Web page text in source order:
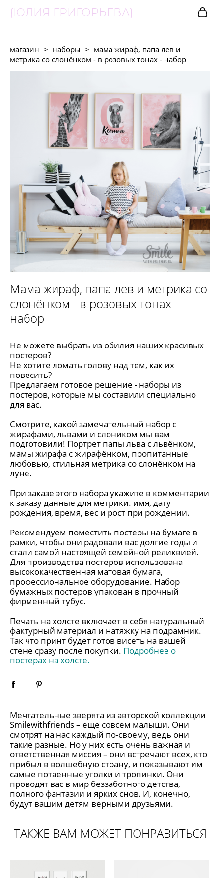
{ЮЛИЯ ГРИГОРЬЕВА}
магазин > наборы > мама жираф, папа лев и
метрика со слонёнком - в розовых тонах - набор
Мама жираф, папа лев и метрика со
слонёнком - в розовых тонах -
набор
Не можете выбрать из обилия наших красивых
постеров?
Не хотите ломать голову над тем, как их
повесить?
Предлагаем готовое решение - наборы из
постеров, которые мы составили специально
для вас.
Смотрите, какой замечательный набор c
жирафами, львами и слоником мы вам
подготовили! Портрет папы льва с львёнком,
мамы жирафа с жирафёнком, пропитанные
любовью, стильная метрика со слонёнком на
луне.
При заказе этого набора укажите в комментарии
к заказу данные для метрики: имя, дату
рождения, время, вес и рост при рождении.
Рекомендуем поместить постеры на бумаге в
рамки, чтобы они радовали вас долгие годы и
стали самой настоящей семейной реликвией.
Для производства постеров использована
высококачественная матовая бумага,
профессиональное оборудование. Набор
бумажных постеров упакован в прочный
фирменный тубус.
Печать на холсте включает в себя натуральный
фактурный материал и натяжку на подрамник.
Так что принт будет готов висеть на вашей
стене сразу после покупки. Подробнее о
постерах на холсте.
Мечтательные зверята из авторской коллекции
Smilewithfriends– еще совсем малыши. Они
смотрят на нас каждый по-своему, ведь они
такие разные. Но у них есть очень важная и
ответственная миссия – они встречают всех, кто
прибыл в волшебную страну, и показывают им
самые потаенные уголки и тропинки. Они
проводят вас в мир беззаботного детства,
полного фантазии и ярких снов. И, конечно,
будут вашим детям верными друзьями.
ТАКЖЕ ВАМ МОЖЕТ ПОНРАВИТЬСЯ